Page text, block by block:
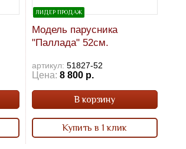
ЛИДЕР ПРОДАЖ
Модель парусника
"Паллада" 52см.
артикул: 51827-52
Цена: 8 800 р.
В корзину
Купить в 1 клик